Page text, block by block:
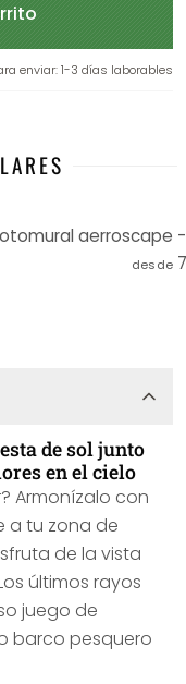
enviar: 1-3 días laborables
aerroscape
desde
de sol junto
en el cielo
Armonízalo con
a tu zona de
de la vista
últimos rayos
juego de
barco pesquero